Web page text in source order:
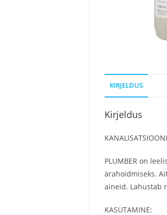
KIRJELDUS
Kirjeldus
PLUMBER on
ärahoidmiseks.
aineid. Lahustab
KASUTAMINE: